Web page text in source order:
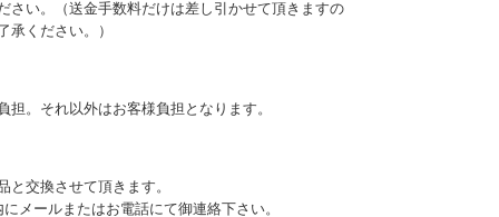
さい。（送金手数料だけは差し引かせて頂きますの
承ください。）
担。それ以外はお客様負担となります。
と交換させて頂きます。
メールまたはお電話にて御連絡下さい。